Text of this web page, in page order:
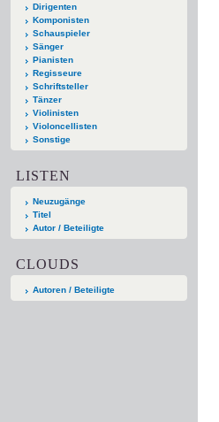
Dirigenten
Komponisten
Schauspieler
Sänger
Pianisten
Regisseure
Schriftsteller
Tänzer
Violinisten
Violoncellisten
Sonstige
LISTEN
Neuzugänge
Titel
Autor / Beteiligte
CLOUDS
Autoren / Beteiligte